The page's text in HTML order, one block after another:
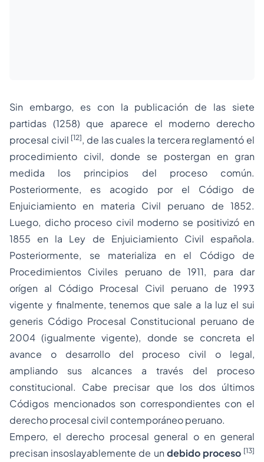
Sin embargo, es con la publicación de las siete
partidas (1258) que aparece el moderno derecho
procesal civil [12], de las cuales la tercera reglamentó el
procedimiento civil, donde se postergan en gran
medida los principios del proceso común.
Posteriormente, es acogido por el Código de
Enjuiciamiento en materia Civil peruano de 1852.
Luego, dicho proceso civil moderno se positivizó en
1855 en la Ley de Enjuiciamiento Civil española.
Posteriormente, se materializa en el Código de
Procedimientos Civiles peruano de 1911, para dar
orígen al Código Procesal Civil peruano de 1993
vigente y finalmente, tenemos que sale a la luz el sui
generis Código Procesal Constitucional peruano de
2004 (igualmente vigente), donde se concreta el
avance o desarrollo del proceso civil o legal,
ampliando sus alcances a través del proceso
constitucional. Cabe precisar que los dos últimos
Códigos mencionados son correspondientes con el
derecho procesal civil contemporáneo peruano.
Empero, el derecho procesal general o en general
precisan insoslayablemente de un debido proceso [13]